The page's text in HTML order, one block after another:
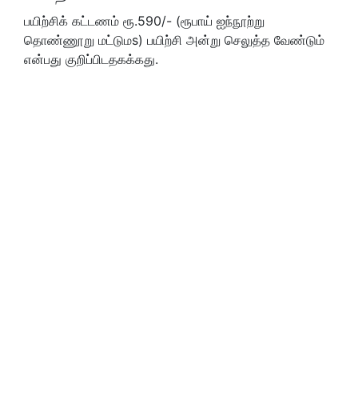
பயிற்சிக் கட்டணம் ரூ.590/- (ரூபாய் ஐந்நூற்று
தொண்ணூறு மட்டுமs) பயிற்சி அன்று செலுத்த வேண்டும்
என்பது குறிப்பிடதகக்கது.